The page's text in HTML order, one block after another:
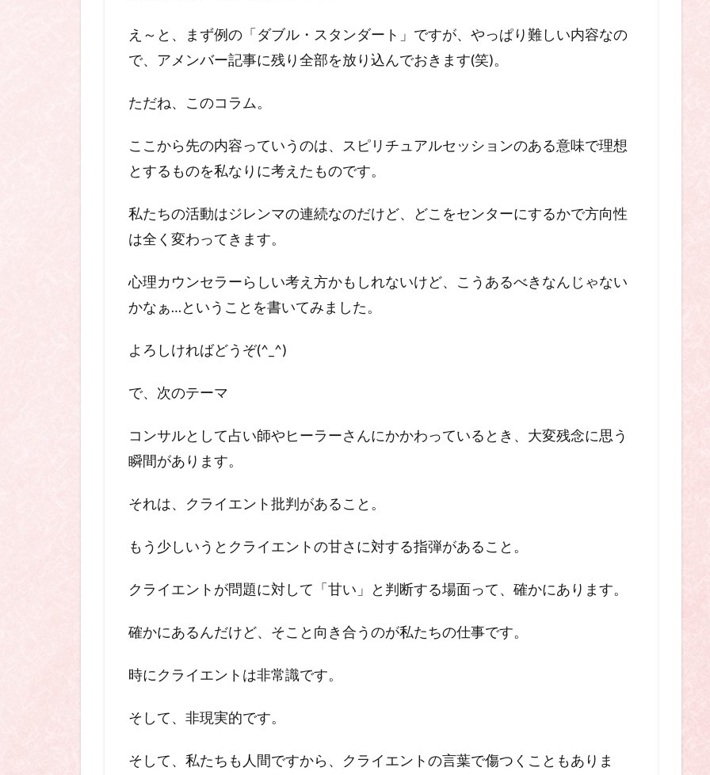
え～と、まず例の「ダブル・スタンダート」ですが、やっぱり難しい内容なの
で、アメンバー記事に残り全部を放り込んでおきます(笑)。
ただね、このコラム。
ここから先の内容っていうのは、スピリチュアルセッションのある意味で理想
とするものを私なりに考えたものです。
私たちの活動はジレンマの連続なのだけど、どこをセンターにするかで方向性
は全く変わってきます。
心理カウンセラーらしい考え方かもしれないけど、こうあるべきなんじゃない
かなぁ…ということを書いてみました。
よろしければどうぞ(^_^)
で、次のテーマ
コンサルとして占い師やヒーラーさんにかかわっているとき、大変残念に思う
瞬間があります。
それは、クライエント批判があること。
もう少しいうとクライエントの甘さに対する指弾があること。
クライエントが問題に対して「甘い」と判断する場面って、確かにあります。
確かにあるんだけど、そこと向き合うのが私たちの仕事です。
時にクライエントは非常識です。
そして、非現実的です。
そして、私たちも人間ですから、クライエントの言葉で傷つくこともありま